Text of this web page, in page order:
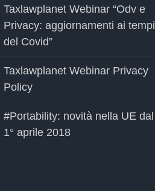
Taxlawplanet Webinar “Odv e
Privacy: aggiornamenti ai tempi
del Covid”
Taxlawplanet Webinar Privacy
Policy
#Portability: novità nella UE dal
1° aprile 2018